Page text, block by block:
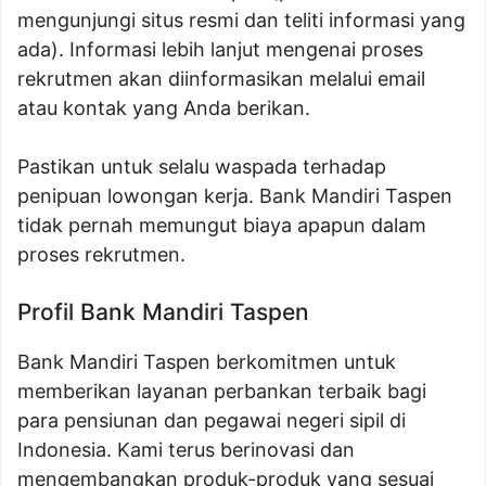
mengunjungi situs resmi dan teliti informasi yang
ada). Informasi lebih lanjut mengenai proses
rekrutmen akan diinformasikan melalui email
atau kontak yang Anda berikan.
Pastikan untuk selalu waspada terhadap
penipuan lowongan kerja. Bank Mandiri Taspen
tidak pernah memungut biaya apapun dalam
proses rekrutmen.
Profil Bank Mandiri Taspen
Bank Mandiri Taspen berkomitmen untuk
memberikan layanan perbankan terbaik bagi
para pensiunan dan pegawai negeri sipil di
Indonesia. Kami terus berinovasi dan
mengembangkan produk-produk yang sesuai